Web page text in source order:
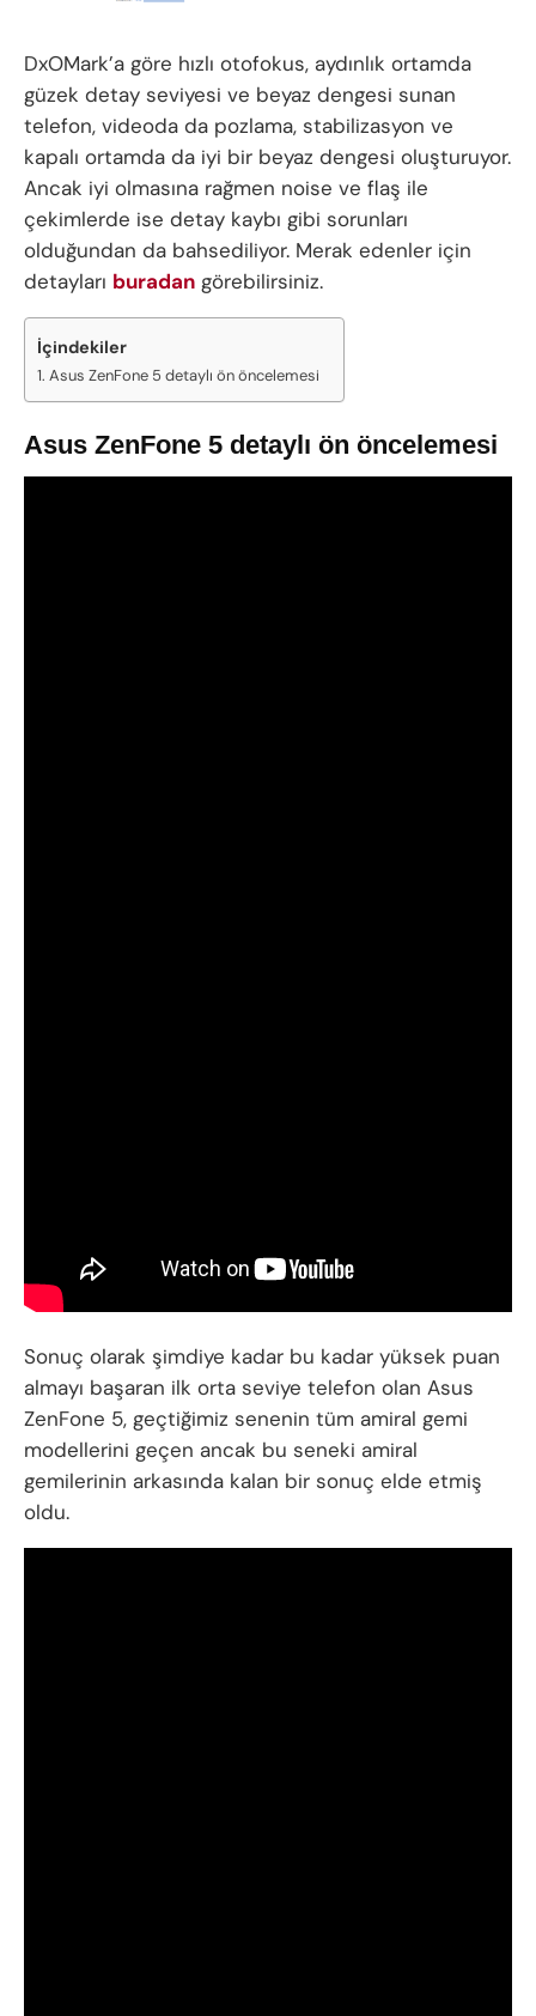
DxOMark’a göre hızlı otofokus, aydınlık ortamda
güzek detay seviyesi ve beyaz dengesi sunan
telefon, videoda da pozlama, stabilizasyon ve
kapalı ortamda da iyi bir beyaz dengesi oluşturuyor.
Ancak iyi olmasına rağmen noise ve flaş ile
çekimlerde ise detay kaybı gibi sorunları
olduğundan da bahsediliyor. Merak edenler için
detayları buradan görebilirsiniz.
İçindekiler
Asus ZenFone 5 detaylı ön öncelemesi
Asus ZenFone 5 detaylı ön öncelemesi
Sonuç olarak şimdiye kadar bu kadar yüksek puan
almayı başaran ilk orta seviye telefon olan Asus
ZenFone 5, geçtiğimiz senenin tüm amiral gemi
modellerini geçen ancak bu seneki amiral
gemilerinin arkasında kalan bir sonuç elde etmiş
oldu.